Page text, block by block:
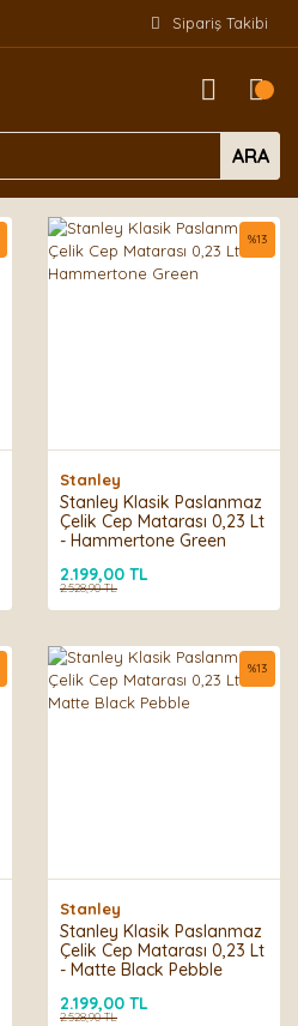
Sipariş Takibi
ARA
Stanley
Stanley Klasik Paslanmaz
Çelik Cep Matarası 0,23 Lt
- Hammertone Green
%13
2.199,00 TL
2.528,90 TL
Stanley
Stanley Klasik Paslanmaz
Çelik Cep Matarası 0,23 Lt
- Matte Black Pebble
%13
2.199,00 TL
2.528,90 TL